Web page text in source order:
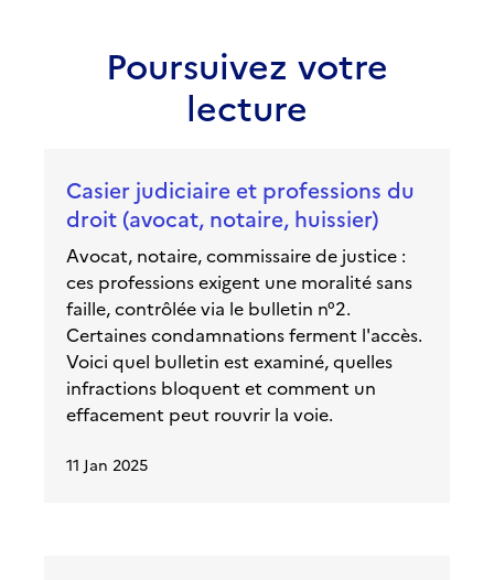
Poursuivez votre
lecture
Casier judiciaire et professions du
droit (avocat, notaire, huissier)
Avocat, notaire, commissaire de justice :
ces professions exigent une moralité sans
faille, contrôlée via le bulletin n°2.
Certaines condamnations ferment l'accès.
Voici quel bulletin est examiné, quelles
infractions bloquent et comment un
effacement peut rouvrir la voie.
11 Jan 2025